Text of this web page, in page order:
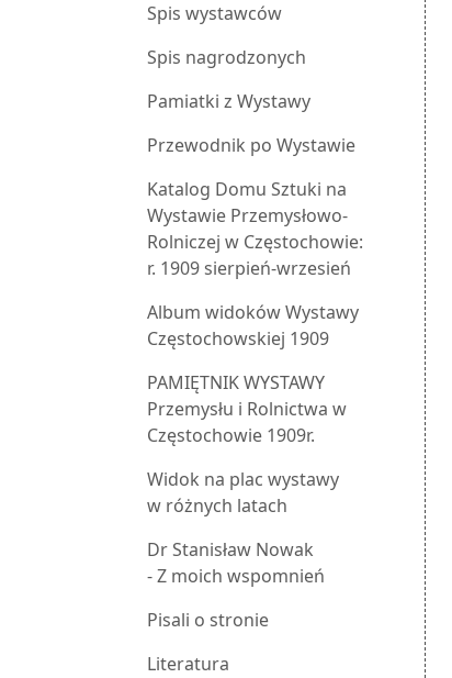
Spis wystawców
Spis nagrodzonych
Pamiatki z Wystawy
Przewodnik po Wystawie
Katalog Domu Sztuki na
Wystawie Przemysłowo-
Rolniczej w Częstochowie:
r. 1909 sierpień-wrzesień
Album widoków Wystawy
Częstochowskiej 1909
PAMIĘTNIK WYSTAWY
Przemysłu i Rolnictwa w
Częstochowie 1909r.
Widok na plac wystawy
w różnych latach
Dr Stanisław Nowak
- Z moich wspomnień
Pisali o stronie
Literatura